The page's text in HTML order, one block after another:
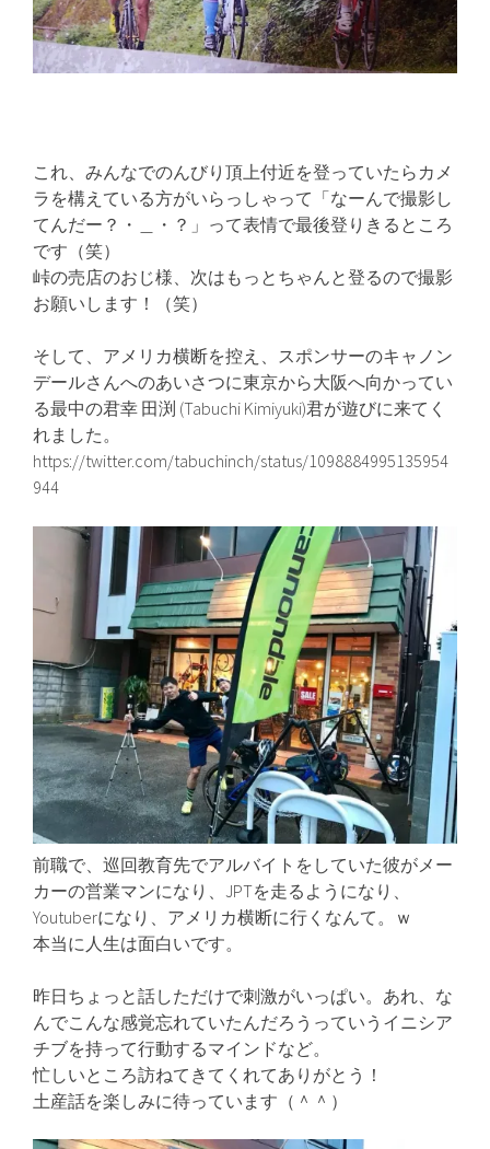
これ、みんなでのんびり頂上付近を登っていたらカメ
ラを構えている方がいらっしゃって「なーんで撮影し
てんだー？・＿・？」って表情で最後登りきるところ
です（笑）
峠の売店のおじ様、次はもっとちゃんと登るので撮影
お願いします！（笑）
そして、アメリカ横断を控え、スポンサーのキャノン
デールさんへのあいさつに東京から大阪へ向かってい
る最中の君幸 田渕 (Tabuchi Kimiyuki)君が遊びに来てく
れました。
https://twitter.com/tabuchinch/status/1098884995135954
944
前職で、巡回教育先でアルバイトをしていた彼がメー
カーの営業マンになり、JPTを走るようになり、
Youtuberになり、アメリカ横断に行くなんて。ｗ
本当に人生は面白いです。
昨日ちょっと話しただけで刺激がいっぱい。あれ、な
んでこんな感覚忘れていたんだろうっていうイニシア
チブを持って行動するマインドなど。
忙しいところ訪ねてきてくれてありがとう！
土産話を楽しみに待っています（＾＾）